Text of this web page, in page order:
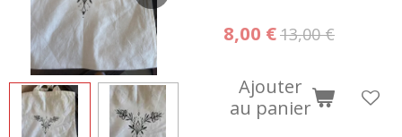
8,00 €13,00 €
Ajouter
au panier